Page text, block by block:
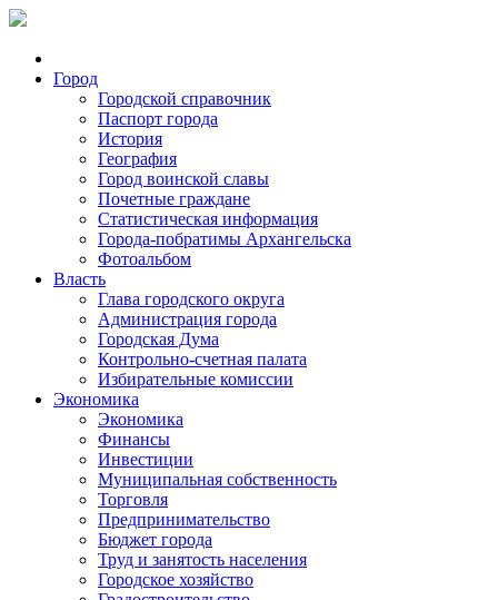
Город
Городской справочник
Паспорт города
История
География
Город воинской славы
Почетные граждане
Статистическая информация
Города-побратимы Архангельска
Фотоальбом
Власть
Глава городского округа
Администрация города
Городская Дума
Контрольно-счетная палата
Избирательные комиссии
Экономика
Экономика
Финансы
Инвестиции
Муниципальная собственность
Торговля
Предпринимательство
Бюджет города
Труд и занятость населения
Городское хозяйство